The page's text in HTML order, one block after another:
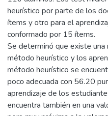
heurístico por parte de los
ítems y otro para el
conformado por 15 ítems.
Se determinó que existe
método heurístico y los
método heurístico se
poco adecuada con 56.20
aprendizaje de los
encuentra también en una